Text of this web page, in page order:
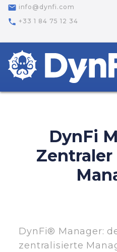
email info@dynfi.com
phone +33 1 84 75 12 34
DynFi
DynFi® Manager:
zentralisierte